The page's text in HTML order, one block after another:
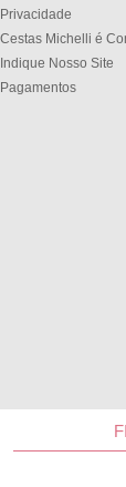
Privacidade
Cestas Michelli é
Indique Nosso Site
Pagamentos